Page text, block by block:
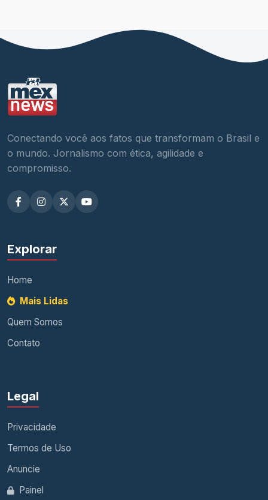
Conectando você aos fatos que transformam o Brasil e
o mundo. Jornalismo com ética, agilidade e
compromisso.
Explorar
Home
Mais Lidas
Quem Somos
Contato
Legal
Privacidade
Termos de Uso
Anuncie
Painel